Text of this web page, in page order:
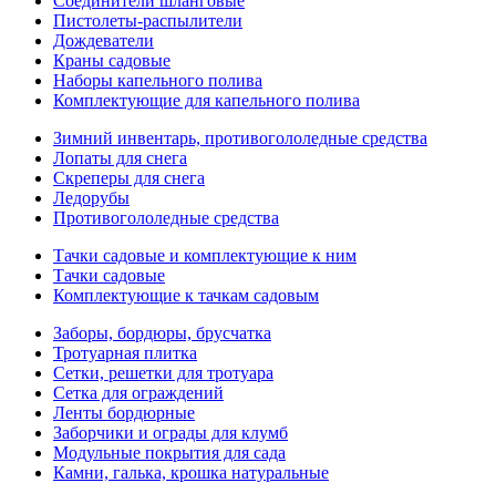
Пистолеты-распылители
Дождеватели
Краны садовые
Наборы капельного полива
Комплектующие для капельного полива
Зимний инвентарь, противогололедные средства
Лопаты для снега
Скреперы для снега
Ледорубы
Противогололедные средства
Тачки садовые и комплектующие к ним
Тачки садовые
Комплектующие к тачкам садовым
Заборы, бордюры, брусчатка
Тротуарная плитка
Сетки, решетки для тротуара
Сетка для ограждений
Ленты бордюрные
Заборчики и ограды для клумб
Модульные покрытия для сада
Камни, галька, крошка натуральные